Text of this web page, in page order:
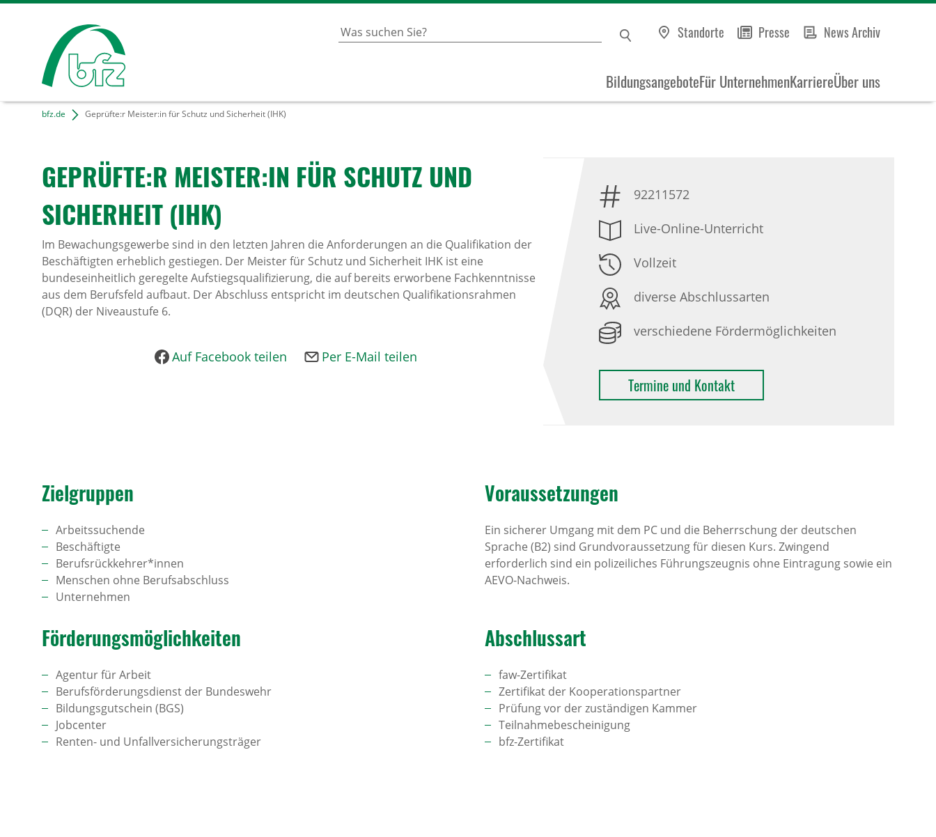
Standorte Presse News Archiv
BildungsangeboteFür UnternehmenKarriereÜber uns
bfz.de Geprüfte:r Meister:in für Schutz und Sicherheit (IHK)
GEPRÜFTE:R MEISTER:IN FÜR SCHUTZ UND
SICHER­HEIT (IHK)
Im Bewachungsgewerbe sind in den letzten Jahren die Anforderungen an die Qualifikation der
Beschäftigten erheblich gestiegen. Der Meister für Schutz und Sicherheit IHK ist eine
bundeseinheitlich geregelte Aufstiegsqualifizierung, die auf bereits erworbene Fachkenntnisse
aus dem Berufsfeld aufbaut. Der Abschluss entspricht im deutschen Qualifikationsrahmen
(DQR) der Niveaustufe 6.
Auf Facebook teilen Per E-Mail teilen
92211572
Live-Online-Unterricht
Vollzeit
diverse Abschlussarten
verschiedene Fördermöglichkeiten
Termine und Kontakt
Ziel­gruppen
Arbeitssuchende
Beschäftigte
Berufsrückkehrer*innen
Menschen ohne Berufsabschluss
Unternehmen
Voraus­set­zungen
Ein sicherer Umgang mit dem PC und die Beherrschung der deutschen
Sprache (B2) sind Grundvoraussetzung für diesen Kurs. Zwingend
erforderlich sind ein polizeiliches Führungszeugnis ohne Eintragung sowie ein
AEVO-Nachweis.
Förde­rungs­mög­lich­keiten
Agentur für Arbeit
Berufsförderungsdienst der Bundeswehr
Bildungsgutschein (BGS)
Jobcenter
Renten- und Unfallversicherungsträger
Abschlussart
faw-Zertifikat
Zertifikat der Kooperationspartner
Prüfung vor der zuständigen Kammer
Teilnahmebescheinigung
bfz-Zertifikat